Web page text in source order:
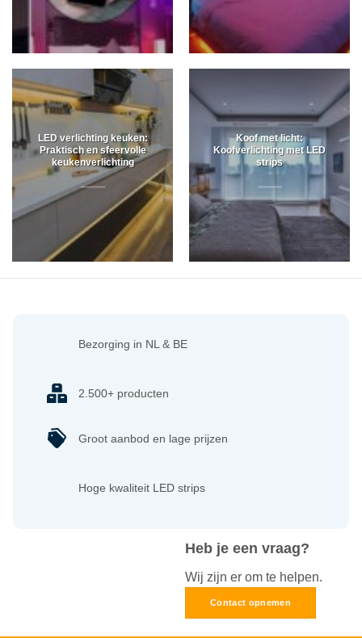
LED verlichting keuken:
Praktisch en sfeervolle
keukenverlichting
Koof met licht:
Koofverlichting met LED
strips
Heb je een vraag?
Wij zijn er om te helpen.
Contact opnemen
Bezorging in NL & BE
2.500+ producten
Groot aanbod en lage prijzen
Hoge kwaliteit LED strips